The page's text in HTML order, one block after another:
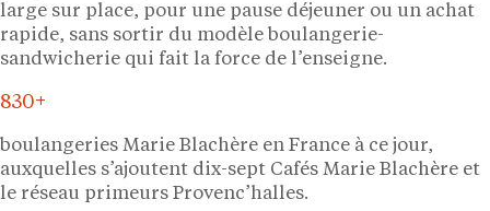
large sur place, pour une pause déjeuner ou un achat
rapide, sans sortir du modèle boulangerie-
sandwicherie qui fait la force de l’enseigne.
830+
boulangeries Marie Blachère en France à ce jour,
auxquelles s’ajoutent dix-sept Cafés Marie Blachère et
le réseau primeurs Provenc’halles.